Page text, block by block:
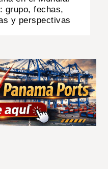
grupo, fechas,
y perspectivas